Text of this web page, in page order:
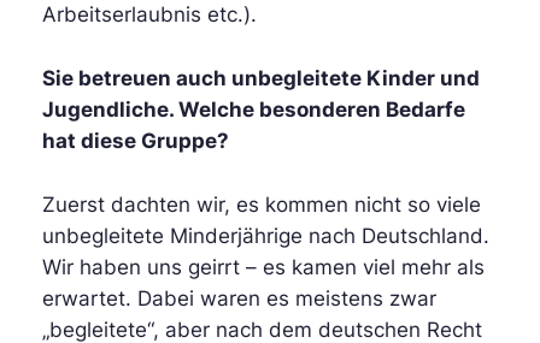
Arbeitserlaubnis etc.).
Sie betreuen auch unbegleitete Kinder und
Jugendliche. Welche besonderen Bedarfe
hat diese Gruppe?
Zuerst dachten wir, es kommen nicht so viele
unbegleitete Minderjährige nach Deutschland.
Wir haben uns geirrt – es kamen viel mehr als
erwartet. Dabei waren es meistens zwar
„begleitete“, aber nach dem deutschen Recht